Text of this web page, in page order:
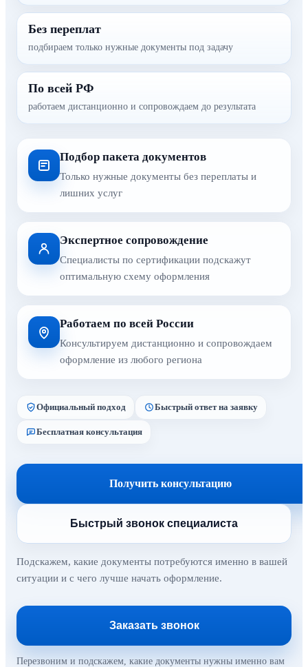
Без переплат
подбираем только нужные документы под задачу
По всей РФ
работаем дистанционно и сопровождаем до результата
Подбор пакета документов
Только нужные документы без переплаты и
лишних услуг
Экспертное сопровождение
Специалисты по сертификации подскажут
оптимальную схему оформления
Работаем по всей России
Консультируем дистанционно и сопровождаем
оформление из любого региона
Официальный подход Быстрый ответ на заявку
Бесплатная консультация
Получить консультацию
Быстрый звонок специалиста
Подскажем, какие документы потребуются именно в вашей
ситуации и с чего лучше начать оформление.
Заказать звонок
Перезвоним и подскажем, какие документы нужны именно вам